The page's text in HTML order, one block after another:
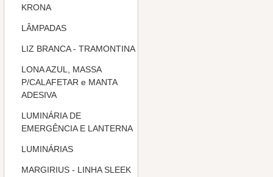
KRONA
LÂMPADAS
LIZ BRANCA - TRAMONTINA
LONA AZUL, MASSA
P/CALAFETAR e MANTA
ADESIVA
LUMINÁRIA DE
EMERGÊNCIA E LANTERNA
LUMINÁRIAS
MARGIRIUS - LINHA SLEEK